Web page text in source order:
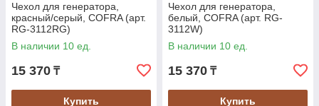
Чехол для генератора,
красный/серый, COFRA (арт.
RG-3112RG)
В наличии 10 ед.
15 370 ₸
Купить
Чехол для генератора,
белый, COFRA (арт. RG-
3112W)
В наличии 10 ед.
15 370 ₸
Купить